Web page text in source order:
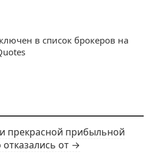
в список брокеров на
прекрасной прибыльной
отказались от →